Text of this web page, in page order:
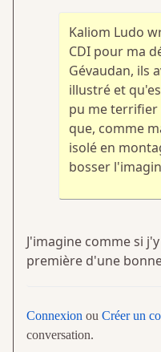
Kaliom Ludo
CDI pour ma
Gévaudan, ils
illustré et
pu me terrifier
que, comme
isolé en
bosser
J'imagine comme si
première d'une
Connexion ou Créer un
conversation.